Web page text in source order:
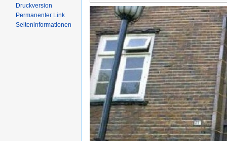
Druckversion
Permanenter Link
Seiten­informationen